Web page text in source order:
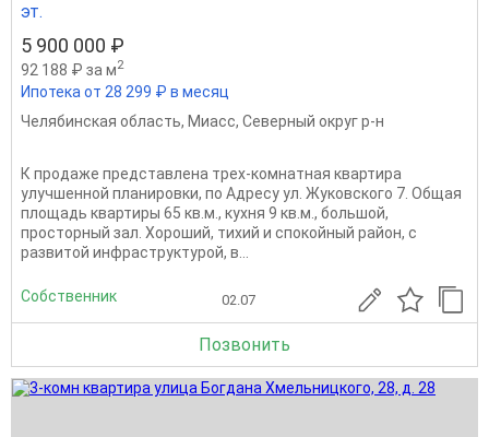
эт.
5 900 000 ₽
92 188 ₽ за м2
Ипотека от 28 299 ₽ в месяц
Челябинская область, Миасс, Северный округ р-н
К продаже представлена трех-комнатная квартира
улучшенной планировки, по Адресу ул. Жуковского 7. Общая
площадь квартиры 65 кв.м., кухня 9 кв.м., большой,
просторный зал. Хороший, тихий и спокойный район, с
развитой инфраструктурой, в...
Собственник 02.07
Позвонить